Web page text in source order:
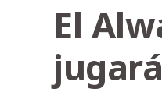
El